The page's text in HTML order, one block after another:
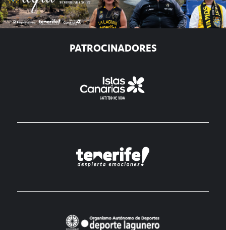
PATROCINADORES